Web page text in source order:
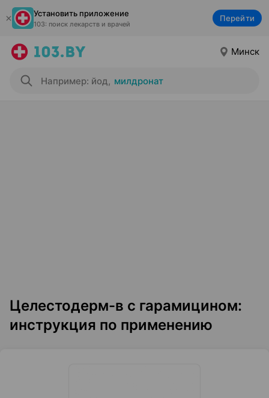
Установить приложение
103: поиск лекарств и врачей
Перейти
Минск
Например: йод, милдронат
Целестодерм-в с гарамицином:
инструкция по применению